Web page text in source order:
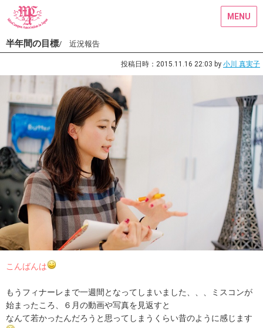
MENU
半年間の目標/ 近況報告
投稿日時：2015.11.16 22:03 by 小川 真実子
こんばんは
もうフィナーレまで一週間となってしまいました、、、ミスコンが
始まったころ、６月の動画や写真を見返すと
なんて若かったんだろうと思ってしまうくらい昔のように感じます